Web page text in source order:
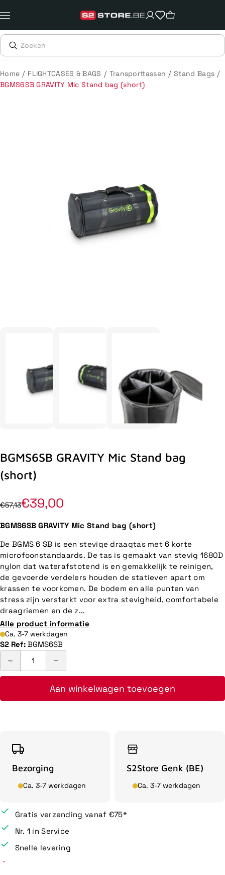
naar
content
Home / FLIGHTCASES & BAGS / Transporttassen / Stand Bags /
BGMS6SB GRAVITY Mic Stand bag (short)
BGMS6SB GRAVITY Mic Stand bag
(short)
€57,13€39,00
BGMS6SB GRAVITY Mic Stand bag (short)
De BGMS 6 SB is een stevige draagtas met 6 korte
microfoonstandaards. De tas is gemaakt van stevig 1680D
nylon dat waterafstotend is en gemakkelijk te reinigen,
de gevoerde verdelers houden de statieven apart om
krassen te voorkomen. De bodem en alle punten van
stress zijn versterkt voor extra stevigheid, comfortabele
draagriemen en de z...
Alle product informatie
Ca. 3-7 werkdagen
S2 Ref: BGMS6SB
Aan winkelwagen toevoegen
Bezorging
Ca. 3-7 werkdagen
S2Store Genk (BE)
Ca. 3-7 werkdagen
Gratis verzending vanaf €75*
Nr. 1 in Service
Snelle levering